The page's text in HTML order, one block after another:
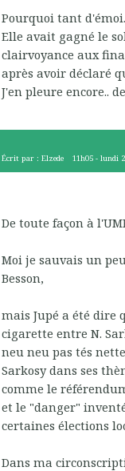
Pourquoi tant
Elle avait gagné le
clairvoyance aux
après avoir déclaré
J'en pleure encore..
Écrit par : Elzede 11h05 -lundi
De toute façon à
Moi je sauvais un
Besson,
mais Jupé a été dire
cigarette entre N.
neu neu pas tés
Sarkosy dans ses
comme le
et le "danger"
certaines élections
Dans ma